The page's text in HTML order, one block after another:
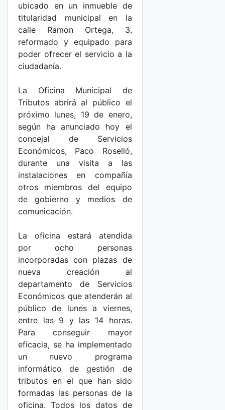
ubicado en un inmueble de
titularidad municipal en la
calle Ramon Ortega, 3,
reformado y equipado para
poder ofrecer el servicio a la
ciudadanía.
La Oficina Municipal de
Tributos abrirá al público el
próximo lunes, 19 de enero,
según ha anunciado hoy el
concejal de Servicios
Económicos, Paco Roselló,
durante una visita a las
instalaciones en compañía
otros miembros del equipo
de gobierno y medios de
comunicación.
La oficina estará atendida
por ocho personas
incorporadas con plazas de
nueva creación al
departamento de Servicios
Económicos que atenderán al
público de lunes a viernes,
entre las 9 y las 14 horas.
Para conseguir mayor
eficacia, se ha implementado
un nuevo programa
informático de gestión de
tributos en el que han sido
formadas las personas de la
oficina. Todos los datos de